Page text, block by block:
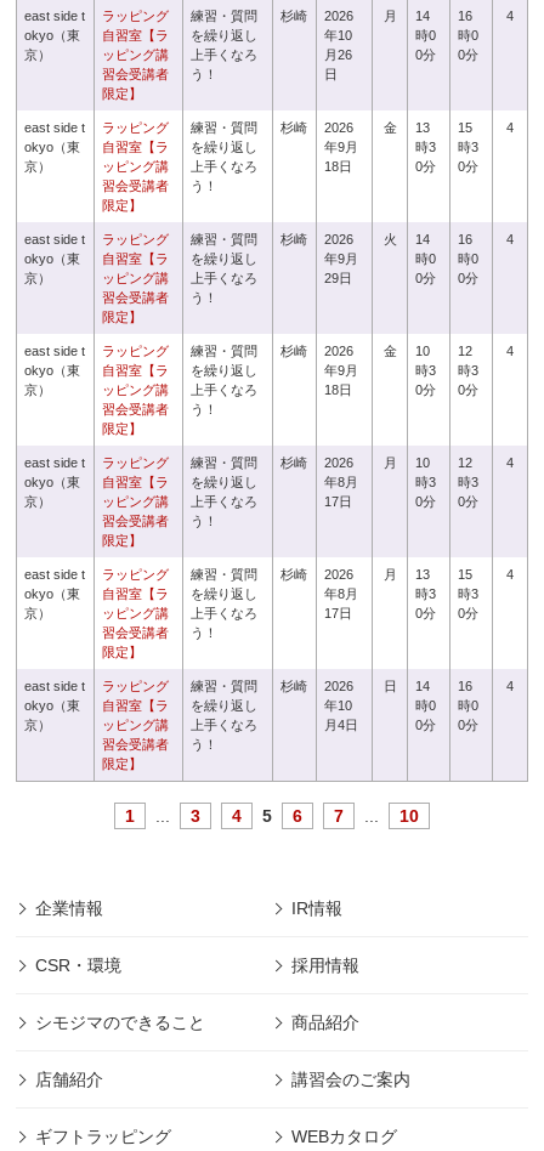
east side t
okyo（東
京）
ラッピング
自習室【ラ
ッピング講
習会受講者
限定】
練習・質問
を繰り返し
上手くなろ
う！
杉崎
2026
年10
月26
日
月
14
時0
0分
16
時0
0分
4
east side t
okyo（東
京）
ラッピング
自習室【ラ
ッピング講
習会受講者
限定】
練習・質問
を繰り返し
上手くなろ
う！
杉崎
2026
年9月
18日
金
13
時3
0分
15
時3
0分
4
east side t
okyo（東
京）
ラッピング
自習室【ラ
ッピング講
習会受講者
限定】
練習・質問
を繰り返し
上手くなろ
う！
杉崎
2026
年9月
29日
火
14
時0
0分
16
時0
0分
4
east side t
okyo（東
京）
ラッピング
自習室【ラ
ッピング講
習会受講者
限定】
練習・質問
を繰り返し
上手くなろ
う！
杉崎
2026
年9月
18日
金
10
時3
0分
12
時3
0分
4
east side t
okyo（東
京）
ラッピング
自習室【ラ
ッピング講
習会受講者
限定】
練習・質問
を繰り返し
上手くなろ
う！
杉崎
2026
年8月
17日
月
10
時3
0分
12
時3
0分
4
east side t
okyo（東
京）
ラッピング
自習室【ラ
ッピング講
習会受講者
限定】
練習・質問
を繰り返し
上手くなろ
う！
杉崎
2026
年8月
17日
月
13
時3
0分
15
時3
0分
4
east side t
okyo（東
京）
ラッピング
自習室【ラ
ッピング講
習会受講者
限定】
練習・質問
を繰り返し
上手くなろ
う！
杉崎
2026
年10
月4日
日
14
時0
0分
16
時0
0分
4
1 3 4 5 6 7 10
企業情報 IR情報
CSR・環境 採用情報
シモジマのできること 商品紹介
店舗紹介 講習会のご案内
ギフトラッピング WEBカタログ